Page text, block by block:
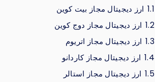
1.1 ارز دیجیتال مجاز بیت کوین
1.2 ارز دیجیتال مجاز دوج کوین
1.3 ارز دیجیتال مجاز اتریوم
1.4 ارز دیجیتال مجاز کاردانو
1.5 ارز دیجیتال مجاز استالر